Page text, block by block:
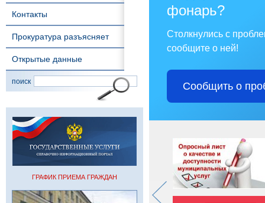
Контакты
Прокуратура разъясняет
Открытые данные
поиск
ГРАФИК ПРИЕМА ГРАЖДАН
фонарь?
Столкнулись с
сообщите о ней!
Сообщить о